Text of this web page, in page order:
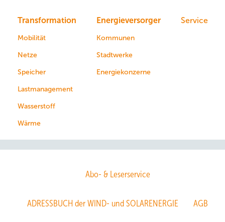
Transformation
Mobilität
Netze
Speicher
Lastmanagement
Wasserstoff
Wärme
Energieversorger
Kommunen
Stadtwerke
Energiekonzerne
Service
Abo- & Leserservice
ADRESSBUCH der WIND- und SOLARENERGIE AGB